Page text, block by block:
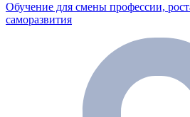
Обучение для смены профессии,
саморазвития